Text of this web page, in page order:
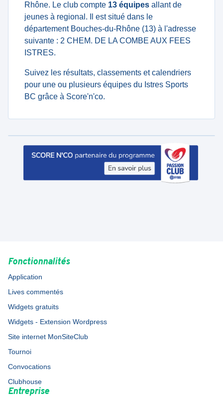
Rhône. Le club compte 13 équipes allant de
jeunes à regional. Il est situé dans le
département Bouches-du-Rhône (13) à l'adresse
suivante : 2 CHEM. DE LA COMBE AUX FEES
ISTRES.
Suivez les résultats, classements et calendriers
pour une ou plusieurs équipes du Istres Sports
BC grâce à Score'n'co.
Fonctionnalités
Application
Lives commentés
Widgets gratuits
Widgets - Extension Wordpress
Site internet MonSiteClub
Tournoi
Convocations
Clubhouse
Entreprise